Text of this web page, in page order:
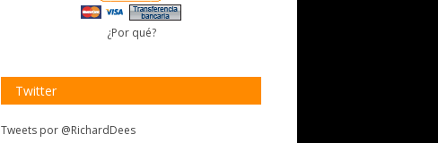
¿Por qué?
Twitter
Tweets por @RichardDees